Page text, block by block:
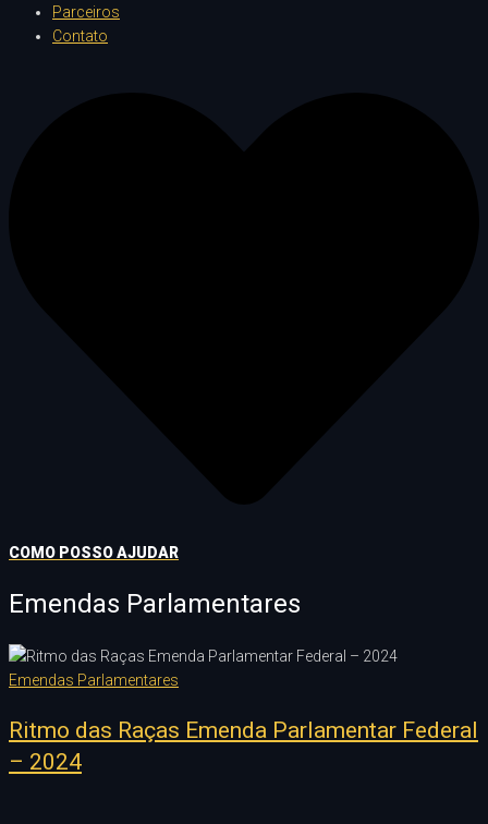
Parceiros
Contato
COMO POSSO AJUDAR
Emendas Parlamentares
Emendas Parlamentares
Ritmo das Raças Emenda Parlamentar Federal
– 2024